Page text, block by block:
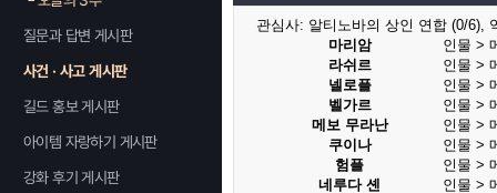
질문과 답변 게시판
사건 · 사고 게시판
길드 홍보 게시판
아이템 자랑하기 게시판
강화 후기 게시판
관심사: 알티노바의 상인 연합 (0/6),
마리암
인물 >
라쉬르
인물 >
넬로플
인물 >
벨가르
인물 >
메보 무라난
인물 >
쿠이나
인물 >
험플
인물 >
네루다 셴
인물 >